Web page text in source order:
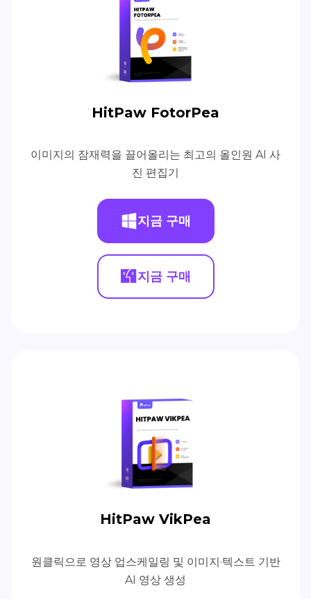
HitPaw FotorPea
이미지의 잠재력을 끌어올리는 최고의 올인원 AI 사
진 편집기
지금 구매
지금 구매
HitPaw VikPea
원클릭으로 영상 업스케일링 및 이미지·텍스트 기반
AI 영상 생성